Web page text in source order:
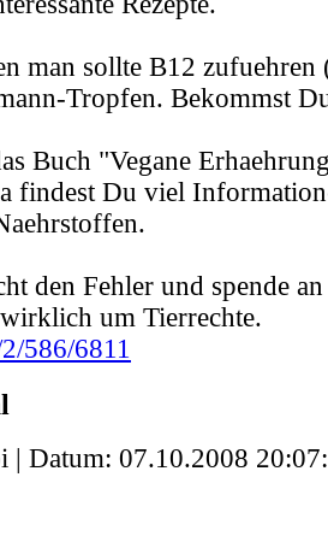
man sollte B12 zufuehren
Tropfen. Bekommst
Buch "Vegane
findest Du viel
den Fehler und spende
um Tierrechte.
586/6811
| Datum: 07.10.2008